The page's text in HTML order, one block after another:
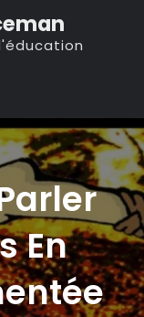
En